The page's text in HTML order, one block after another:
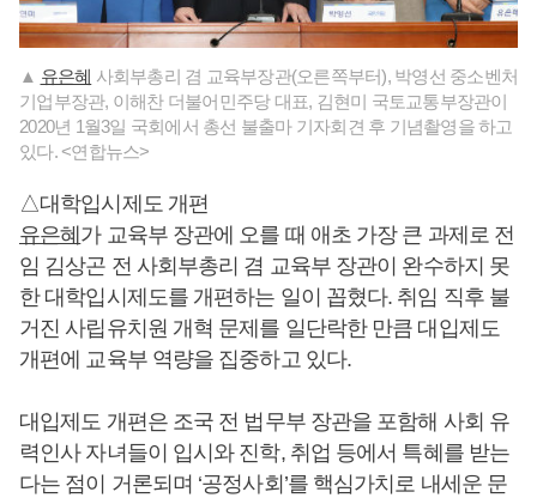
▲ 유은혜 사회부총리 겸 교육부장관(오른쪽부터), 박영선 중소벤처
기업부장관, 이해찬 더불어민주당 대표, 김현미 국토교통부장관이
2020년 1월3일 국회에서 총선 불출마 기자회견 후 기념촬영을 하고
있다. <연합뉴스>
△대학입시제도 개편
유은혜 가 교육부 장관에 오를 때 애초 가장 큰 과제로 전
임 김상곤 전 사회부총리 겸 교육부 장관이 완수하지 못
한 대학입시제도를 개편하는 일이 꼽혔다. 취임 직후 불
거진 사립유치원 개혁 문제를 일단락한 만큼 대입제도
개편에 교육부 역량을 집중하고 있다.
대입제도 개편은 조국 전 법무부 장관을 포함해 사회 유
력인사 자녀들이 입시와 진학, 취업 등에서 특혜를 받는
다는 점이 거론되며 ‘공정사회’를 핵심가치로 내세운 문